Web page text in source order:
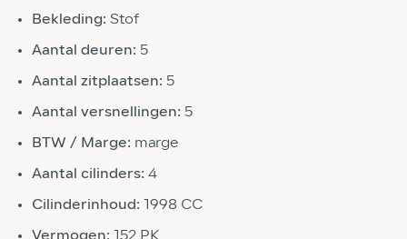
Bekleding: Stof
Aantal deuren: 5
Aantal zitplaatsen: 5
Aantal versnellingen: 5
BTW / Marge: marge
Aantal cilinders: 4
Cilinderinhoud: 1998 CC